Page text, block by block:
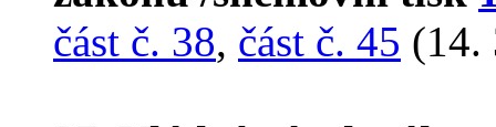
část č. 38, část č. 45 (14.